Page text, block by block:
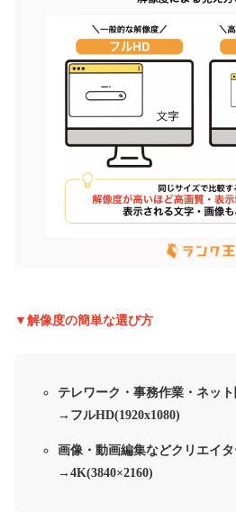
▼解像度の簡単な選び方
テレワーク・事務作業・ネッ
→フルHD(1920x1080)
画像・動画編集などクリエイ
→4K(3840×2160)